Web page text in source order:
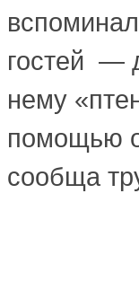
гостей —
нему
помощью
сообща